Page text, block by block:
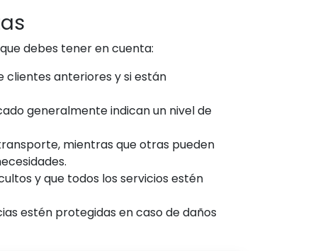
debes tener en cuenta:
clientes anteriores y si están
generalmente indican un nivel de
mientras que otras pueden
y que todos los servicios estén
estén protegidas en caso de daños